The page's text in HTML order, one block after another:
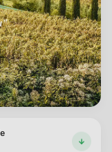
der Weinberge